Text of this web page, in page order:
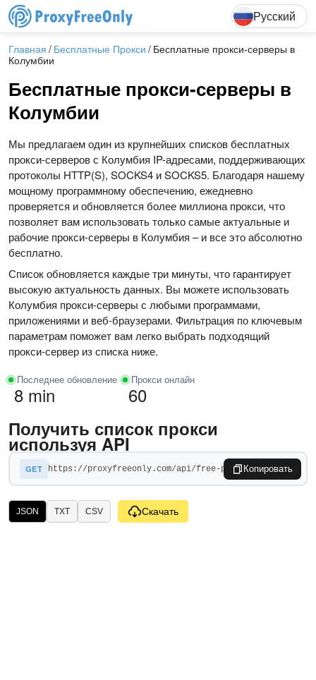
EnglishDeutsch
Русский
Главная Бесплатные Прокси Бесплатные прокси-серверы в
Колумбии
Бесплатные прокси-серверы в
Колумбии
Мы предлагаем один из крупнейших списков бесплатных
прокси-серверов с Колумбия IP-адресами, поддерживающих
протоколы HTTP(S), SOCKS4 и SOCKS5. Благодаря нашему
мощному программному обеспечению, ежедневно
проверяется и обновляется более миллиона прокси, что
позволяет вам использовать только самые актуальные и
рабочие прокси-серверы в Колумбия – и все это абсолютно
бесплатно.
Список обновляется каждые три минуты, что гарантирует
высокую актуальность данных. Вы можете использовать
Колумбия прокси-серверы с любыми программами,
приложениями и веб-браузерами. Фильтрация по ключевым
параметрам поможет вам легко выбрать подходящий
прокси-сервер из списка ниже.
Последнее обновление
8 min
Прокси онлайн
60
Получить список прокси
используя API
GET Копировать
JSON TXT CSV Скачать